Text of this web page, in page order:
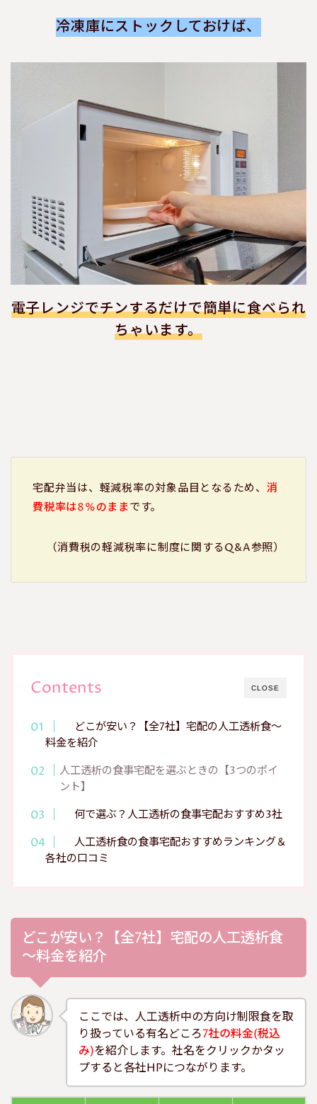
冷凍庫にストックしておけば、
電子レンジでチンするだけで簡単に食べられ
ちゃいます。
宅配弁当は、軽減税率の対象品目となるため、 消
費税率は8%のままです。
（消費税の軽減税率に制度に関するQ&A参照）
CLOSE
Contents
どこが安い？【全7社】宅配の人工透析食～
料金を紹介
人工透析の食事宅配を選ぶときの【3つのポイ
ント】
何で選ぶ？人工透析の食事宅配おすすめ3社
人工透析食の食事宅配おすすめランキング＆
各社の口コミ
どこが安い？【全7社】宅配の人工透析食
～料金を紹介
ここでは、人工透析中の方向け制限食を取
り扱っている有名どころ7社の料金(税込
み)を紹介します。社名をクリックかタッ
プすると各社HPにつながります。